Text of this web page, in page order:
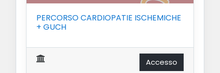
PERCORSO CARDIOPATIE ISCHEMICHE
+ GUCH
Accesso